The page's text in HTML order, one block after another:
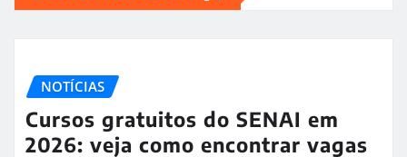
NOTÍCIAS
Cursos gratuitos do SENAI em
2026: veja como encontrar vagas